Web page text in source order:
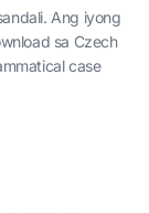
Ang iyong
sa Czech
case